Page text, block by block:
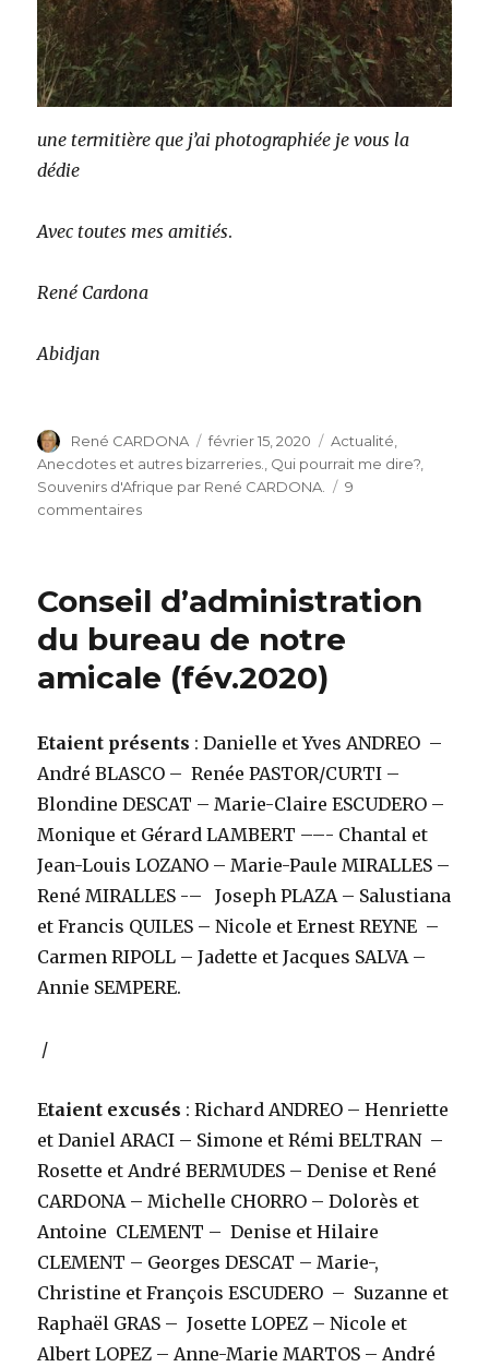
une termitière que j’ai photographiée je vous la
dédie
Avec toutes mes amitiés.
René Cardona
Abidjan
Auteur
René CARDONA
Publié
le
février 15, 2020 Catégories
Actualité
Anecdotes et autres bizarreries.
Qui pourrait me dire?
Souvenirs d'Afrique par René CARDONA.
9
commentairessur
dire…?
Conseil d’administration
du bureau de notre
amicale (fév.2020)
Etaient présents : Danielle et Yves ANDREO –
André BLASCO – Renée PASTOR/CURTI –
Blondine DESCAT – Marie-Claire ESCUDERO –
Monique et Gérard LAMBERT ––- Chantal et
Jean-Louis LOZANO – Marie-Paule MIRALLES –
René MIRALLES -– Joseph PLAZA – Salustiana
et Francis QUILES – Nicole et Ernest REYNE –
Carmen RIPOLL – Jadette et Jacques SALVA –
Annie SEMPERE.
/
Etaient excusés : Richard ANDREO – Henriette
et Daniel ARACI – Simone et Rémi BELTRAN –
Rosette et André BERMUDES – Denise et René
CARDONA – Michelle CHORRO – Dolorès et
Antoine CLEMENT – Denise et Hilaire
CLEMENT – Georges DESCAT – Marie-,
Christine et François ESCUDERO – Suzanne et
Raphaël GRAS – Josette LOPEZ – Nicole et
Albert LOPEZ – Anne-Marie MARTOS – André